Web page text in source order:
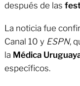
después de las
La noticia fue
Canal 10 y ESPN,
la Médica
específicos.